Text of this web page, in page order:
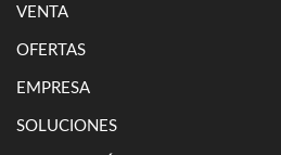
VENTA
OFERTAS
EMPRESA
SOLUCIONES